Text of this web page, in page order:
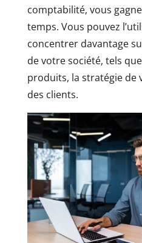
comptabilité, vous
temps. Vous pouvez
concentrer davantage
de votre société, tels
produits, la stratégie de
des clients.